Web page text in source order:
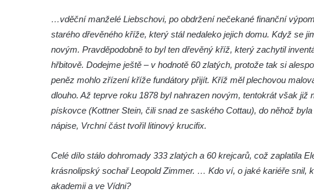
Kříž na zahradě domu čp. 127 v Římově
Kříž u fary v Římově
Kříž u lípy Jana Gurreho v Římově
Boží muka u hřbitova v Římově
Kříž na návsi v Dolním Třeboníně
Kříž poblíž domu čp. 169 v Plavu
Boží muka v Plavu
…vděční manželé Liebschovi, po obdržení nečekané finanční
starého dřevěného kříže, který stál nedaleko jejich domu. Když se
novým. Pravděpodobně to byl ten dřevěný kříž, který zachytil
hřbitově. Dodejme ještě – v hodnotě 60 zlatých, protože tak si
peněz mohlo zřízení kříže fundátory přijít. Kříž měl plechovou
dlouho. Až teprve roku 1878 byl nahrazen novým, tentokrát však
pískovce (Kottner Stein, čili snad ze saského Cottau), do něhož
nápise, Vrchní část tvořil litinový krucifix.
Celé dílo stálo dohromady 333 zlatých a 60 krejcarů, což zaplatila
krásnolipský sochař Leopold Zimmer. … Kdo ví, o jaké kariéře snil,
akademii a ve Vídni?